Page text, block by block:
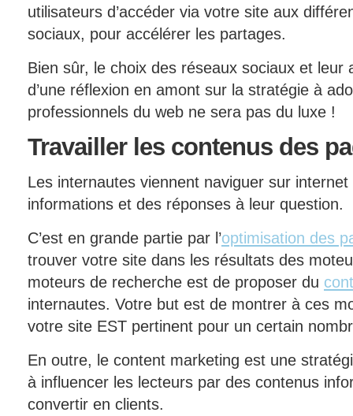
utilisateurs d’accéder via votre site aux
sociaux, pour accélérer les partages.
Bien sûr, le choix des réseaux sociaux et leur
d’une réflexion en amont sur la stratégie à
professionnels du web ne sera pas du luxe !
Travailler les contenus des
Les internautes viennent naviguer sur
informations et des réponses à leur question.
C’est en grande partie par l’optimisation des
trouver votre site dans les résultats des
moteurs de recherche est de proposer du
internautes. Votre but est de montrer à ces
votre site EST pertinent pour un certain
En outre, le content marketing est une
à influencer les lecteurs par des contenus
convertir en clients.